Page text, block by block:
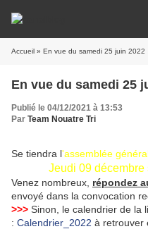
Accueil » En vue du samedi 25 juin 2022
En vue du samedi 25
Publié le 04/12/2021 à 13:53
Par Team Nouatre Tri
Se tiendra l'assemblée
Jeudi 09
Venez nombreux, répondez
envoyé dans la convocation
>>> Sinon, le calendrier de la
: Calendrier_2022 à retrouver